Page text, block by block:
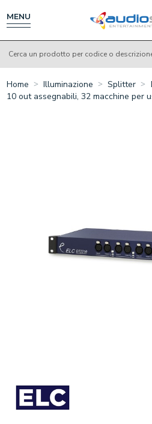
contenuto
principale
MENU
Home Illuminazione Splitter
10 out assegnabili, 32 macchine per